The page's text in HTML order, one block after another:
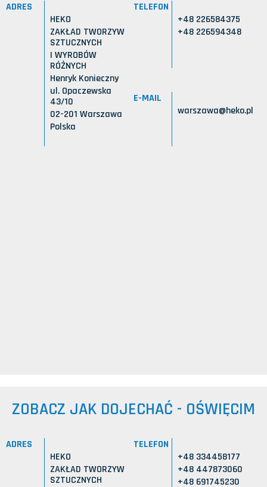
ADRES
HEKO
ZAKŁAD TWORZYW
SZTUCZNYCH
I WYROBÓW
RÓŻNYCH
Henryk Konieczny
ul. Opaczewska
43/10
02-201 Warszawa
Polska
TELEFON
+48 226584375
+48 226594348
E-MAIL
warszawa@heko.pl
ZOBACZ JAK DOJECHAĆ - OŚWIĘCIM
ADRES
HEKO
ZAKŁAD TWORZYW
SZTUCZNYCH
TELEFON
+48 334458177
+48 447873060
+48 691745230